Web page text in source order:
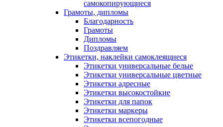
самокопирующиеся
Грамоты, дипломы
Благодарность
Грамоты
Дипломы
Поздравляем
Этикетки, наклейки самоклеящиеся
Этикетки универсальные белые
Этикетки универсальные цветные
Этикетки адресные
Этикетки высокостойкие
Этикетки для папок
Этикетки маркеры
Этикетки всепогодные